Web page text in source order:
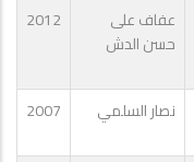
عفاف على
حسن الدش
2012
نصار السلمي 2007